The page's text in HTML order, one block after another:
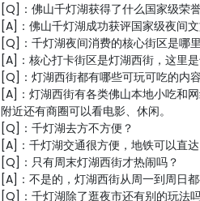
[Q]：佛山千灯湖获得了什么国家级荣
[A]：佛山千灯湖成功获评国家级夜间文
[Q]：千灯湖夜间消费的核心街区是哪
[A]：核心打卡街区是灯湖西街，这里
[Q]：灯湖西街都有哪些可玩可吃的内
[A]：灯湖西街有各类佛山本地小吃和
附近还有商圈可以看电影、休闲。
[Q]：千灯湖去方不方便？
[A]：千灯湖交通很方便，地铁可以直
[Q]：只有周末灯湖西街才热闹吗？
[A]：不是的，灯湖西街从周一到周日
[Q]：千灯湖除了逛夜市还有别的玩法